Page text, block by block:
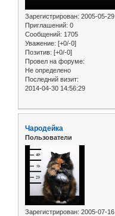
Зарегистрирован: 2005-05-29
Приглашений: 0
Сообщений: 1705
Уважение: [+0/-0]
Позитив: [+0/-0]
Провел на форуме:
Не определено
Последний визит:
2014-04-30 14:56:29
Чародейка
Пользователи
Зарегистрирован: 2005-07-16